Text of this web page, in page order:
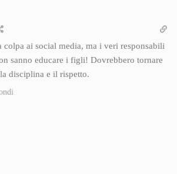
colpa ai social media, ma i veri responsabili
sanno educare i figli! Dovrebbero tornare
disciplina e il rispetto.